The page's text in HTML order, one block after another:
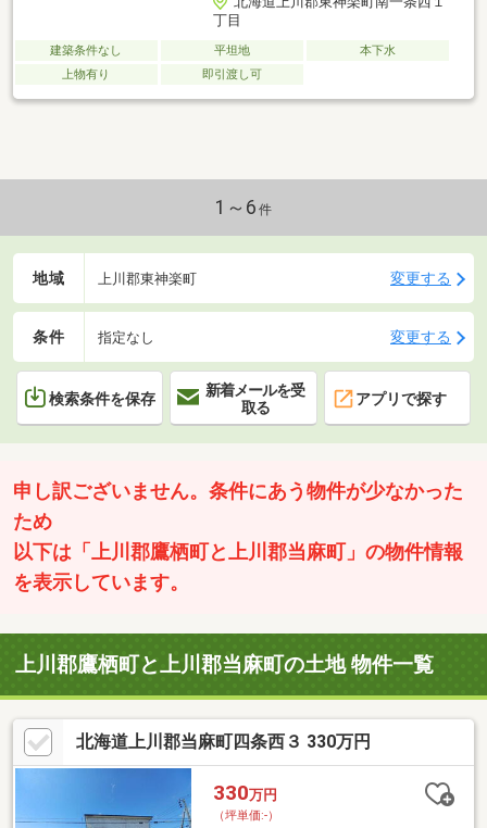
丁目
建築条件なし 平坦地
本下水
上物有り
即引渡し可
1～6 件
地域 上川郡東神楽町 変更する
条件 指定なし 変更する
検索条件を保存
新着メールを受
取る
アプリで探す
申し訳ございません。条件にあう物件が少なかった
ため
以下は「上川郡鷹栖町と上川郡当麻町」の物件情報
を表示しています。
上川郡鷹栖町と上川郡当麻町の土地 物件一覧
北海道上川郡当麻町四条西３ 330万円
330万円
（坪単価:-）